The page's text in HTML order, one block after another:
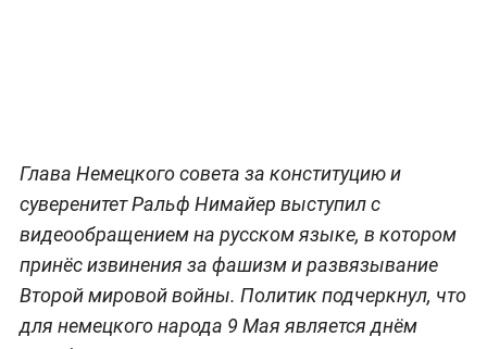
Глава Немецкого совета за конституцию и
суверенитет Ральф Нимайер выступил с
видеообращением на русском языке, в котором
принёс извинения за фашизм и развязывание
Второй мировой войны. Политик подчеркнул, что
для немецкого народа 9 Мая является днём